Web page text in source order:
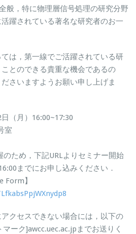
般，特に物理層信号処理の研究分野
躍されている著名な研究者のお一
は，第一線でご活躍されている研
とのできる貴重な機会であるの
さいますようお願い申し上げま
（月）16:00~17:30
室
ため，下記URLよりセミナー開始
までにお申し込みください．
Form】
クセスできない場合には，以下の
ーク]awcc.uec.ac.jpまでお送りく